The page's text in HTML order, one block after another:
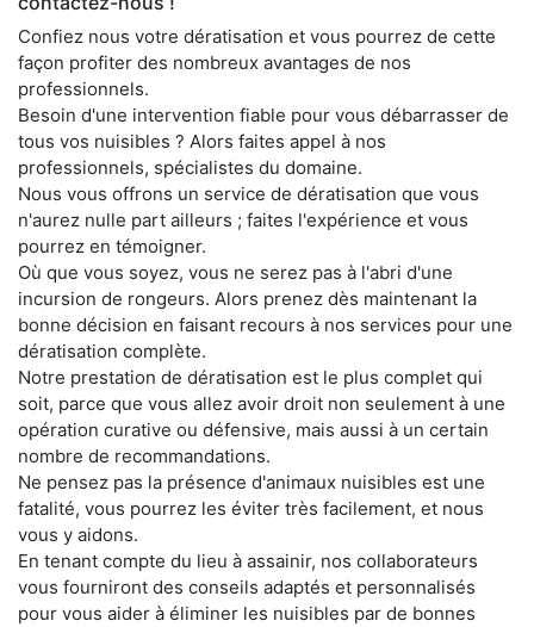
Confiez nous votre dératisation et vous pourrez de cette
façon profiter des nombreux avantages de nos
professionnels.
Besoin d'une intervention fiable pour vous débarrasser de
tous vos nuisibles ? Alors faites appel à nos
professionnels, spécialistes du domaine.
Nous vous offrons un service de dératisation que vous
n'aurez nulle part ailleurs ; faites l'expérience et vous
pourrez en témoigner.
Où que vous soyez, vous ne serez pas à l'abri d'une
incursion de rongeurs. Alors prenez dès maintenant la
bonne décision en faisant recours à nos services pour une
dératisation complète.
Notre prestation de dératisation est le plus complet qui
soit, parce que vous allez avoir droit non seulement à une
opération curative ou défensive, mais aussi à un certain
nombre de recommandations.
Ne pensez pas la présence d'animaux nuisibles est une
fatalité, vous pourrez les éviter très facilement, et nous
vous y aidons.
En tenant compte du lieu à assainir, nos collaborateurs
vous fourniront des conseils adaptés et personnalisés
pour vous aider à éliminer les nuisibles par de bonnes